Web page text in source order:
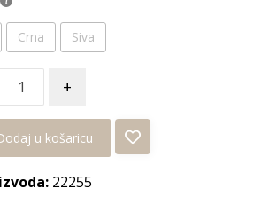
Crna Siva
+
u košaricu
22255